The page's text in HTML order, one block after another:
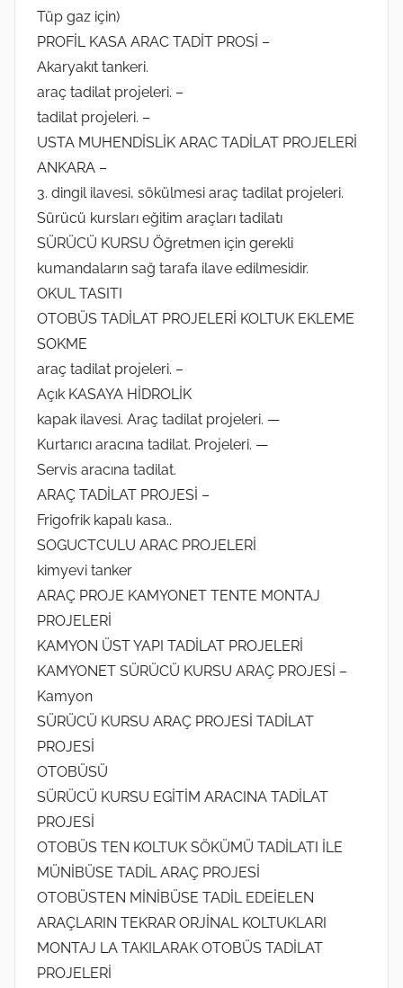
Tüp gaz için)
PROFİL KASA ARAC TADİT PROSİ –
Akaryakıt tankeri.
araç tadilat projeleri. –
tadilat projeleri. –
USTA MUHENDİSLİK ARAC TADİLAT PROJELERİ
ANKARA –
3. dingil ilavesi, sökülmesi araç tadilat projeleri.
Sürücü kursları eğitim araçları tadilatı
SÜRÜCÜ KURSU Öğretmen için gerekli
kumandaların sağ tarafa ilave edilmesidir.
OKUL TASITI
OTOBÜS TADİLAT PROJELERİ KOLTUK EKLEME
SOKME
araç tadilat projeleri. –
Açık KASAYA HİDROLİK
kapak ilavesi. Araç tadilat projeleri. —
Kurtarıcı aracına tadilat. Projeleri. —
Servis aracına tadilat.
ARAÇ TADİLAT PROJESİ –
Frigofrik kapalı kasa..
SOGUCTCULU ARAC PROJELERİ
kimyevi tanker
ARAÇ PROJE KAMYONET TENTE MONTAJ
PROJELERİ
KAMYON ÜST YAPI TADİLAT PROJELERİ
KAMYONET SÜRÜCÜ KURSU ARAÇ PROJESİ –
Kamyon
SÜRÜCÜ KURSU ARAÇ PROJESİ TADİLAT
PROJESİ
OTOBÜSÜ
SÜRÜCÜ KURSU EGİTİM ARACINA TADİLAT
PROJESİ
OTOBÜS TEN KOLTUK SÖKÜMÜ TADİLATI İLE
MÜNİBÜSE TADİL ARAÇ PROJESİ
OTOBÜSTEN MİNİBÜSE TADİL EDEİELEN
ARAÇLARIN TEKRAR ORJİNAL KOLTUKLARI
MONTAJ LA TAKILARAK OTOBÜS TADİLAT
PROJELERİ